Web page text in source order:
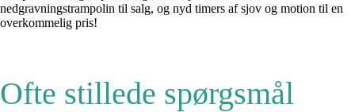
nedgravningstrampolin til salg, og nyd timers af sjov og motion til en
overkommelig pris!
Ofte stillede spørgsmål